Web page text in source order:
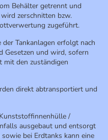
Behälter getrennt und
zerschnitten bzw.
zugeführt.
Tankanlagen erfolgt nach
Gesetzen und wird, sofern
mit den zuständigen
direkt abtransportiert und
/
ausgebaut und entsorgt
bei Erdtanks kann eine